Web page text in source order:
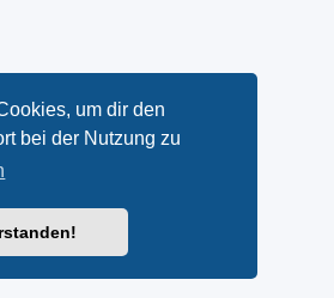
um dir den
bei der Nutzung zu